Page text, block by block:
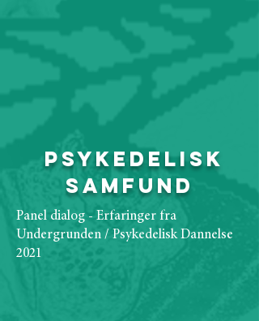
Psykedelisk
Samfund
Panel dialog - Erfaringer fra
Undergrunden / Psykedelisk Dannelse
2021